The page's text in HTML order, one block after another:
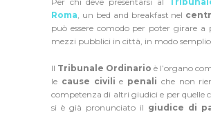
Roma , un bed and breakfast nel
può essere comodo per poter girare a
mezzi pubblici in città, in modo
Il Tribunale Ordinario è l’organo
le cause civili e penali che non
competenza di altri giudici e per quelle
si è già pronunciato il giudice di